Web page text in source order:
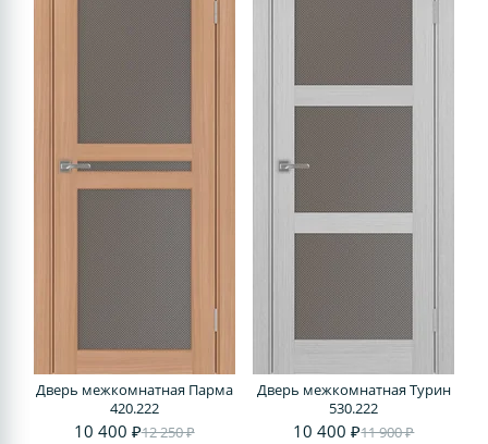
Дверь межкомнатная Парма
420.222
10 400 ₽12 250 ₽
Дверь межкомнатная Турин
530.222
10 400 ₽11 900 ₽